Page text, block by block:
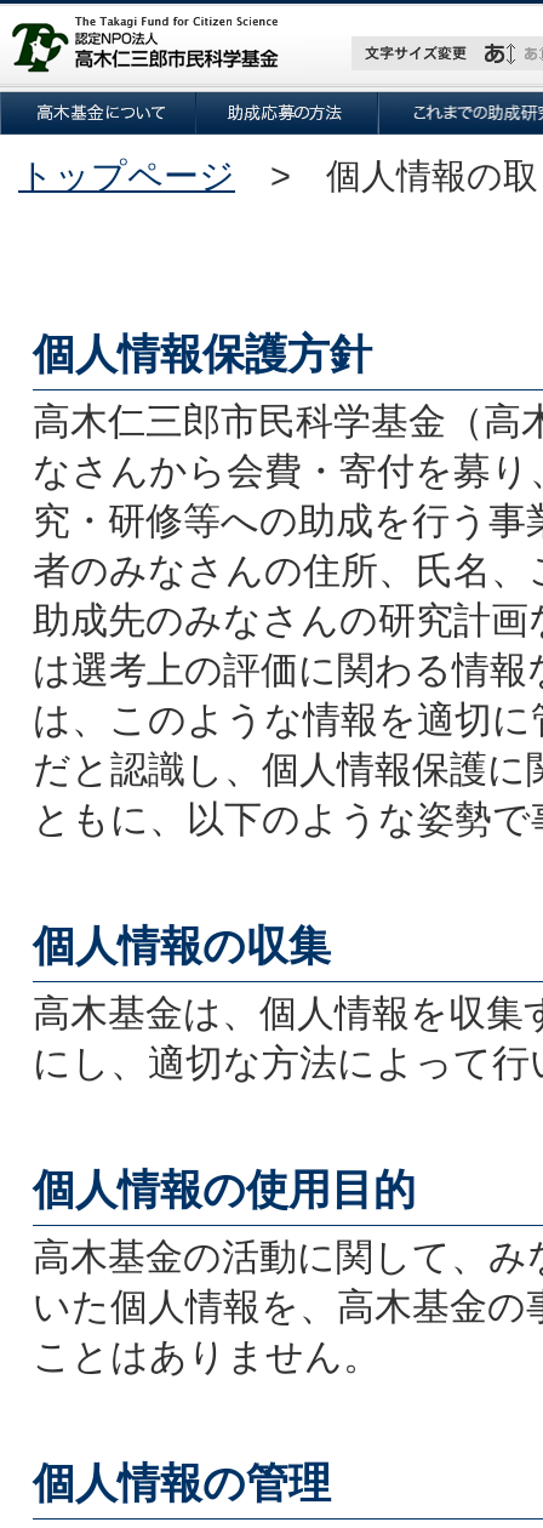
トップページ > 個人情報の取
個人情報保護方針
高木仁三郎市民科学基金（高
なさんから会費・寄付を募
究・研修等への助成を行う
者のみなさんの住所、氏名
助成先のみなさんの研究計
は選考上の評価に関わる情
は、このような情報を適切
だと認識し、個人情報保護
ともに、以下のような姿勢
個人情報の収集
高木基金は、個人情報を収
にし、適切な方法によって行
個人情報の使用目的
高木基金の活動に関して、
いた個人情報を、高木基金
ことはありません。
個人情報の管理